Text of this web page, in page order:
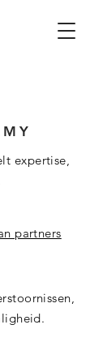
expertise,
partners